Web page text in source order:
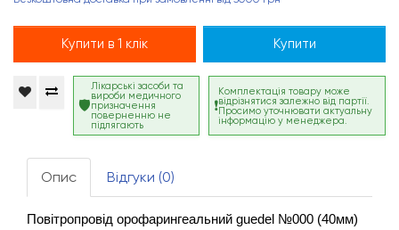
Купити в 1 клік Купити
Лікарські засоби та
вироби медичного
призначення
поверненню не
підлягають
Комплектація товару може
відрізнятися залежно від партії.
Просимо уточнювати актуальну
інформацію у менеджера.
Опис Відгуки (0)
Повітропровід орофарингеальний guedel №000 (40мм)